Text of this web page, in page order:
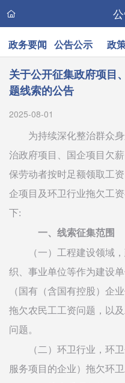
政务要闻 公告公示 政
关于公开征集政府项目
题线索的公告
2025-08-01
为持续深化整治群众
治政府项目、国企项目欠
保劳动者按时足额领取工
企项目及环卫行业拖欠工
下:
一、线索征集范围
（一）工程建设领域
织、事业单位等作为建设
（国有（含国有控股）企
拖欠农民工工资问题，以
问题。
（二）环卫行业，环
服务项目的企业）拖欠环卫